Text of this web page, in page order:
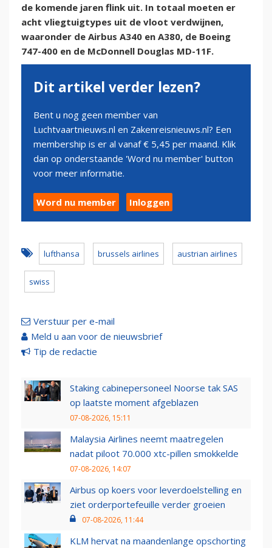
de komende jaren flink uit. In totaal moeten er
acht vliegtuigtypes uit de vloot verdwijnen,
waaronder de Airbus A340 en A380, de Boeing
747-400 en de McDonnell Douglas MD-11F.
Dit artikel verder lezen?
Bent u nog geen member van
Luchtvaartnieuws.nl en Zakenreisnieuws.nl? Een
membership is er al vanaf € 5,45 per maand. Klik
dan op onderstaande 'Word nu member' button
voor meer informatie.
Word nu member Inloggen
lufthansa brussels airlines austrian airlines
swiss
Verstuur per e-mail
Meld u aan voor de nieuwsbrief
Tip de redactie
Staking cabinepersoneel Noorse tak SAS
op laatste moment afgeblazen
07-08-2026, 15:11
Malaysia Airlines neemt maatregelen
nadat piloot 70.000 xtc-pillen smokkelde
07-08-2026, 14:07
Airbus op koers voor leverdoelstelling en
ziet orderportefeuille verder groeien
07-08-2026, 11:44
KLM hervat na maandenlange opschorting